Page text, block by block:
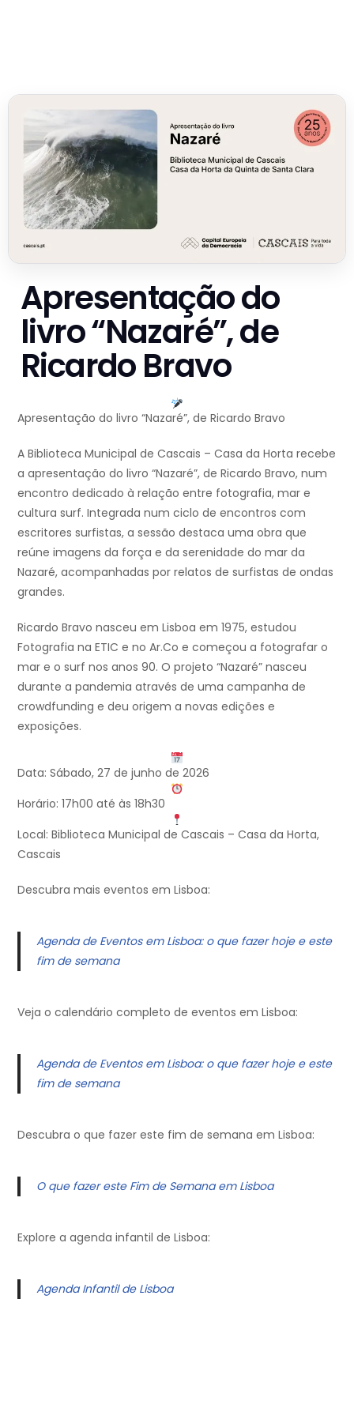
Apresentação do
livro “Nazaré”, de
Ricardo Bravo
Apresentação do livro “Nazaré”, de Ricardo Bravo
A Biblioteca Municipal de Cascais – Casa da Horta recebe
a apresentação do livro “Nazaré”, de Ricardo Bravo, num
encontro dedicado à relação entre fotografia, mar e
cultura surf. Integrada num ciclo de encontros com
escritores surfistas, a sessão destaca uma obra que
reúne imagens da força e da serenidade do mar da
Nazaré, acompanhadas por relatos de surfistas de ondas
grandes.
Ricardo Bravo nasceu em Lisboa em 1975, estudou
Fotografia na ETIC e no Ar.Co e começou a fotografar o
mar e o surf nos anos 90. O projeto “Nazaré” nasceu
durante a pandemia através de uma campanha de
crowdfunding e deu origem a novas edições e
exposições.
Data: Sábado, 27 de junho de 2026
Horário: 17h00 até às 18h30
Local: Biblioteca Municipal de Cascais – Casa da Horta,
Cascais
Descubra mais eventos em Lisboa:
Agenda de Eventos em Lisboa: o que fazer hoje e este
fim de semana
Veja o calendário completo de eventos em Lisboa:
Agenda de Eventos em Lisboa: o que fazer hoje e este
fim de semana
Descubra o que fazer este fim de semana em Lisboa:
O que fazer este Fim de Semana em Lisboa
Explore a agenda infantil de Lisboa:
Agenda Infantil de Lisboa